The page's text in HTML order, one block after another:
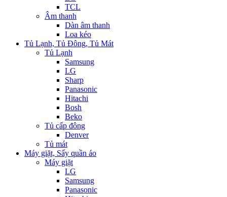
TCL
Âm thanh
Dàn âm thanh
Loa kéo
Tủ Lạnh, Tủ Đông, Tủ Mát
Tủ Lạnh
Samsung
LG
Sharp
Panasonic
Hitachi
Bosh
Beko
Tủ cấp đông
Denver
Tủ mát
Máy giặt, Sấy quần áo
Máy giặt
LG
Samsung
Panasonic